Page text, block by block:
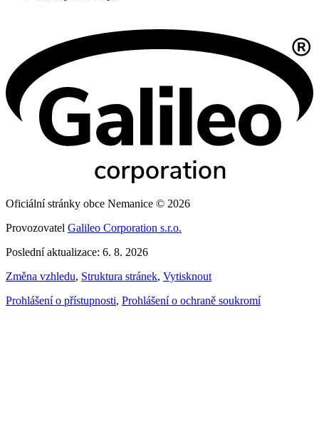
Oficiální stránky obce Nemanice © 2026
Provozovatel Galileo Corporation s.r.o.
Poslední aktualizace: 6. 8. 2026
Změna vzhledu, Struktura stránek, Vytisknout
Prohlášení o přístupnosti, Prohlášení o ochraně soukromí